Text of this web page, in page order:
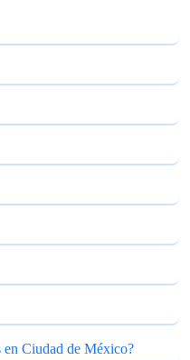
Ciudad de México?